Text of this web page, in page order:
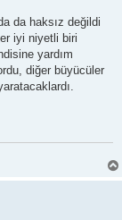
da haksız değildi
iyi niyetli biri
yardım
diğer büyücüler